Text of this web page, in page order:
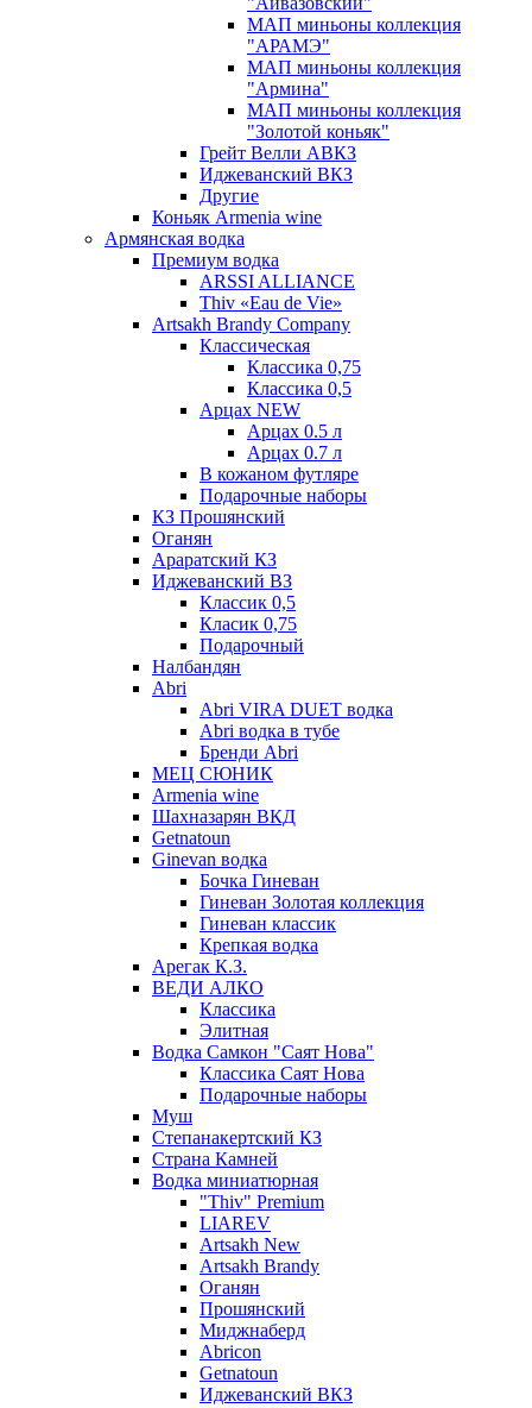
МАП миньоны коллекция
"АРАМЭ"
МАП миньоны коллекция
"Армина"
МАП миньоны коллекция
"Золотой коньяк"
Грейт Велли АВКЗ
Иджеванский ВКЗ
Другие
Коньяк Armenia wine
Армянская водка
Премиум водка
ARSSI ALLIANCE
Thiv «Eau de Vie»
Artsakh Brandy Company
Классическая
Классика 0,75
Классика 0,5
Арцах NEW
Арцах 0.5 л
Арцах 0.7 л
В кожаном футляре
Подарочные наборы
КЗ Прошянский
Оганян
Араратский КЗ
Иджеванский ВЗ
Классик 0,5
Класик 0,75
Подарочный
Налбандян
Abri
Abri VIRA DUET водка
Abri водка в тубе
Бренди Abri
МЕЦ СЮНИК
Armenia wine
Шахназарян ВКД
Getnatoun
Ginevan водка
Бочка Гиневан
Гиневан Золотая коллекция
Гиневан классик
Крепкая водка
Арегак К.З.
ВЕДИ АЛКО
Классика
Элитная
Водка Самкон "Саят Нова"
Классика Саят Нова
Подарочные наборы
Муш
Степанакертский КЗ
Страна Камней
Водка миниатюрная
"Thiv" Premium
LIAREV
Artsakh New
Artsakh Brandy
Оганян
Прошянский
Миджнаберд
Abricon
Getnatoun
Иджеванский ВКЗ